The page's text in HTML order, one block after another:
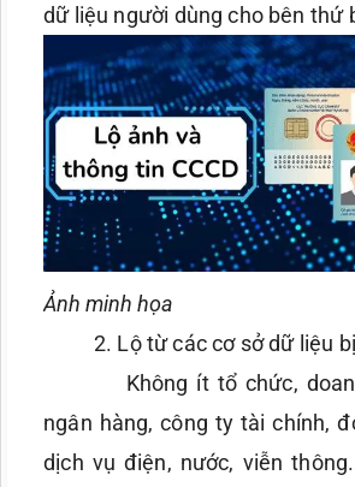
dữ liệu người dùng cho bên thứ
Ảnh minh họa
2. Lộ từ các cơ sở dữ liệu bị
Không ít tổ chức, doanh
ngân hàng, công ty tài chính,
dịch vụ điện, nước, viễn